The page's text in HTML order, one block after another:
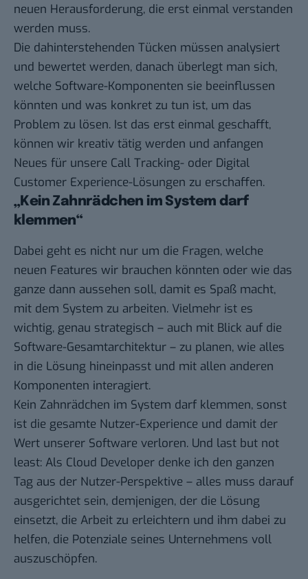
neuen Herausforderung, die erst einmal verstanden
werden muss.
Die dahinterstehenden Tücken müssen analysiert
und bewertet werden, danach überlegt man sich,
welche Software-Komponenten sie beeinflussen
könnten und was konkret zu tun ist, um das
Problem zu lösen. Ist das erst einmal geschafft,
können wir kreativ tätig werden und anfangen
Neues für unsere Call Tracking- oder Digital
Customer Experience-Lösungen zu erschaffen.
„Kein Zahnrädchen im System darf
klemmen“
Dabei geht es nicht nur um die Fragen, welche
neuen Features wir brauchen könnten oder wie das
ganze dann aussehen soll, damit es Spaß macht,
mit dem System zu arbeiten. Vielmehr ist es
wichtig, genau strategisch – auch mit Blick auf die
Software-Gesamtarchitektur – zu planen, wie alles
in die Lösung hineinpasst und mit allen anderen
Komponenten interagiert.
Kein Zahnrädchen im System darf klemmen, sonst
ist die gesamte Nutzer-Experience und damit der
Wert unserer Software verloren. Und last but not
least: Als Cloud Developer denke ich den ganzen
Tag aus der Nutzer-Perspektive – alles muss darauf
ausgerichtet sein, demjenigen, der die Lösung
einsetzt, die Arbeit zu erleichtern und ihm dabei zu
helfen, die Potenziale seines Unternehmens voll
auszuschöpfen.